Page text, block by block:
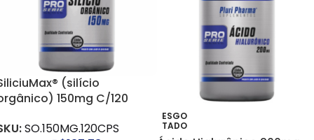
(silício
150mg C/120
SO.150MG.120CPS
ESGO
TADO